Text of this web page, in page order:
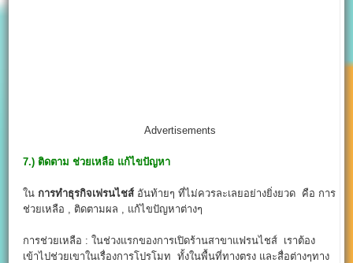
Advertisements
7.) ติดตาม ช่วยเหลือ แก้ไขปัญหา
ในการทําธุรกิจเฟรนไชส์อันท้ายๆ ที่ไม่ควรละเลยอย่างยิ่งยวด คือ การ
ช่วยเหลือ , ติดตามผล , แก้ไขปัญหาต่างๆ
การช่วยเหลือ : ในช่วงแรกของการเปิดร้านสาขาแฟรนไชส์ เราต้อง
เข้าไปช่วยเขาในเรื่องการโปรโมท ทั้งในพื้นที่ทางตรง และสื่อต่างๆทาง